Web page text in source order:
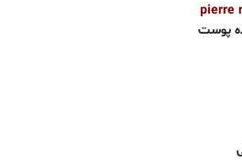
pierre
پوست